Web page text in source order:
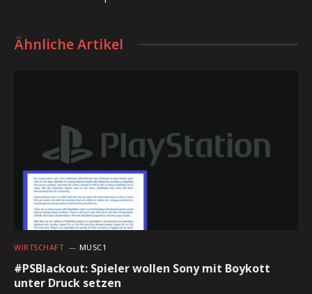
Ähnliche Artikel
WIRTSCHAFT MUSC1
#PSBlackout: Spieler wollen Sony mit Boykott
unter Druck setzen